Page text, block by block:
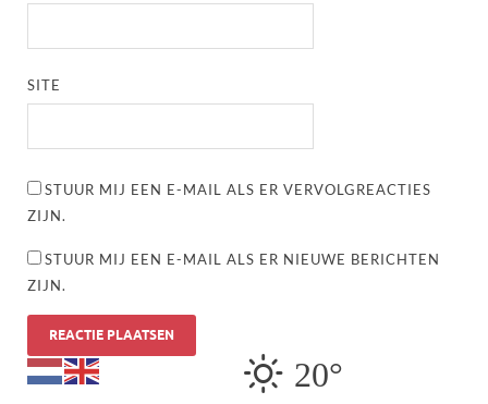
SITE
STUUR MIJ EEN E-MAIL ALS ER VERVOLGREACTIES
ZIJN.
STUUR MIJ EEN E-MAIL ALS ER NIEUWE BERICHTEN
ZIJN.
20°